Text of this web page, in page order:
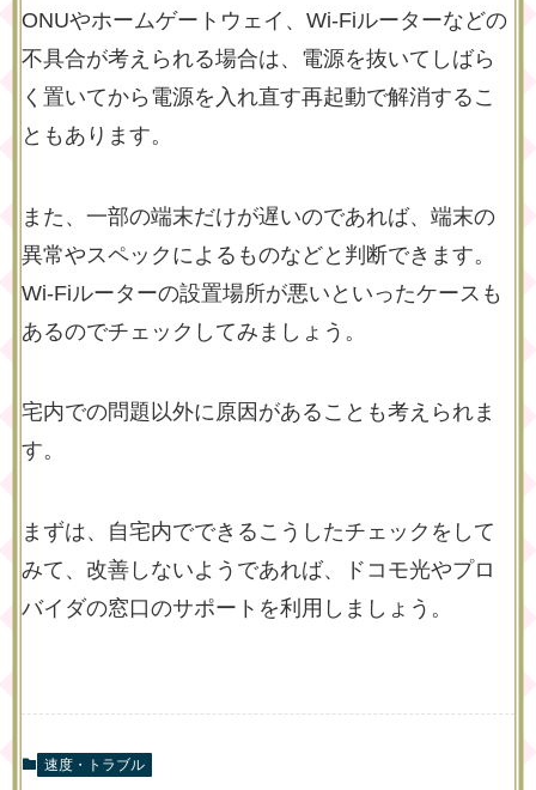
ONUやホームゲートウェイ、Wi-Fiルーターなどの
不具合が考えられる場合は、電源を抜いてしばら
く置いてから電源を入れ直す再起動で解消するこ
ともあります。
また、一部の端末だけが遅いのであれば、端末の
異常やスペックによるものなどと判断できます。
Wi-Fiルーターの設置場所が悪いといったケースも
あるのでチェックしてみましょう。
宅内での問題以外に原因があることも考えられま
す。
まずは、自宅内でできるこうしたチェックをして
みて、改善しないようであれば、ドコモ光やプロ
バイダの窓口のサポートを利用しましょう。
速度・トラブル